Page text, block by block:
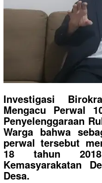
Investigasi
Mengacu Perwal
Penyelenggaraan
Warga bahwa
perwal tersebut
18 tahun
Kemasyarakatan
Desa.